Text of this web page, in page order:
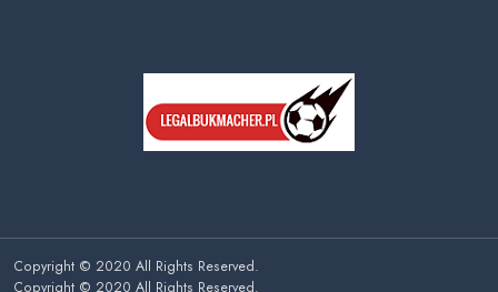
Copyright © 2020 All Rights Reserved.
Copyright © 2020 All Rights Reserved.